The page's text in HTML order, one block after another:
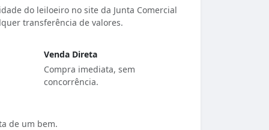
do leiloeiro no site da Junta Comercial
transferência de valores.
Venda Direta
Compra imediata, sem
concorrência.
de um bem.